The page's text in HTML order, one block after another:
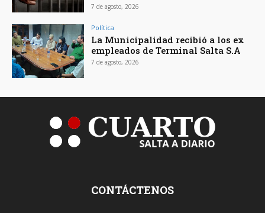
7 de agosto, 2026
Política
La Municipalidad recibió a los ex
empleados de Terminal Salta S.A
7 de agosto, 2026
CONTÁCTENOS